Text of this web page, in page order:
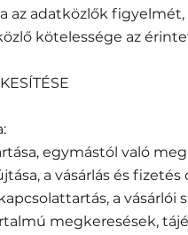
az adatközlők
kötelessége az
egymástól való
a vásárlás és
a vásárlói
megkeresések,